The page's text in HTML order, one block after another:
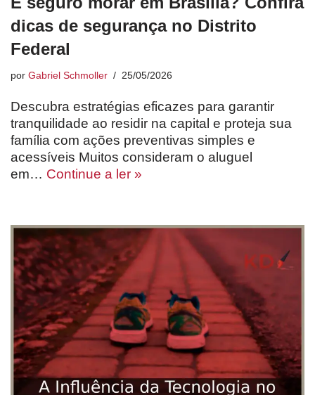
dicas de segurança no Distrito
Federal
por Gabriel Schmoller 25/05/2026
Descubra estratégias eficazes para garantir
tranquilidade ao residir na capital e proteja sua
família com ações preventivas simples e
acessíveis Muitos consideram o aluguel
em… Continue a ler »